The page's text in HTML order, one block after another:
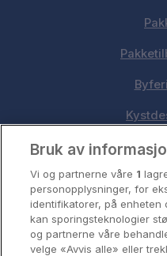
Bruk av
Vi og partnerne våre 1
personopplysninger, for
identifikatorer, på enheten
kan sporingsteknologier
og partnerne våre
velge «Avvis alle» eller